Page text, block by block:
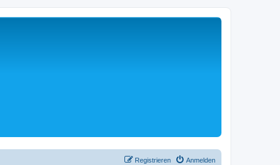
Anmelden
Registrieren